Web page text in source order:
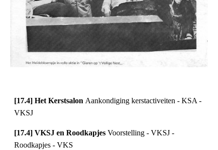
[17.4] Het Kerstsalon Aankondiging kerstactiveiten - KSA -
VKSJ
[17.4] VKSJ en Roodkapjes Voorstelling - VKSJ -
Roodkapjes - VKS